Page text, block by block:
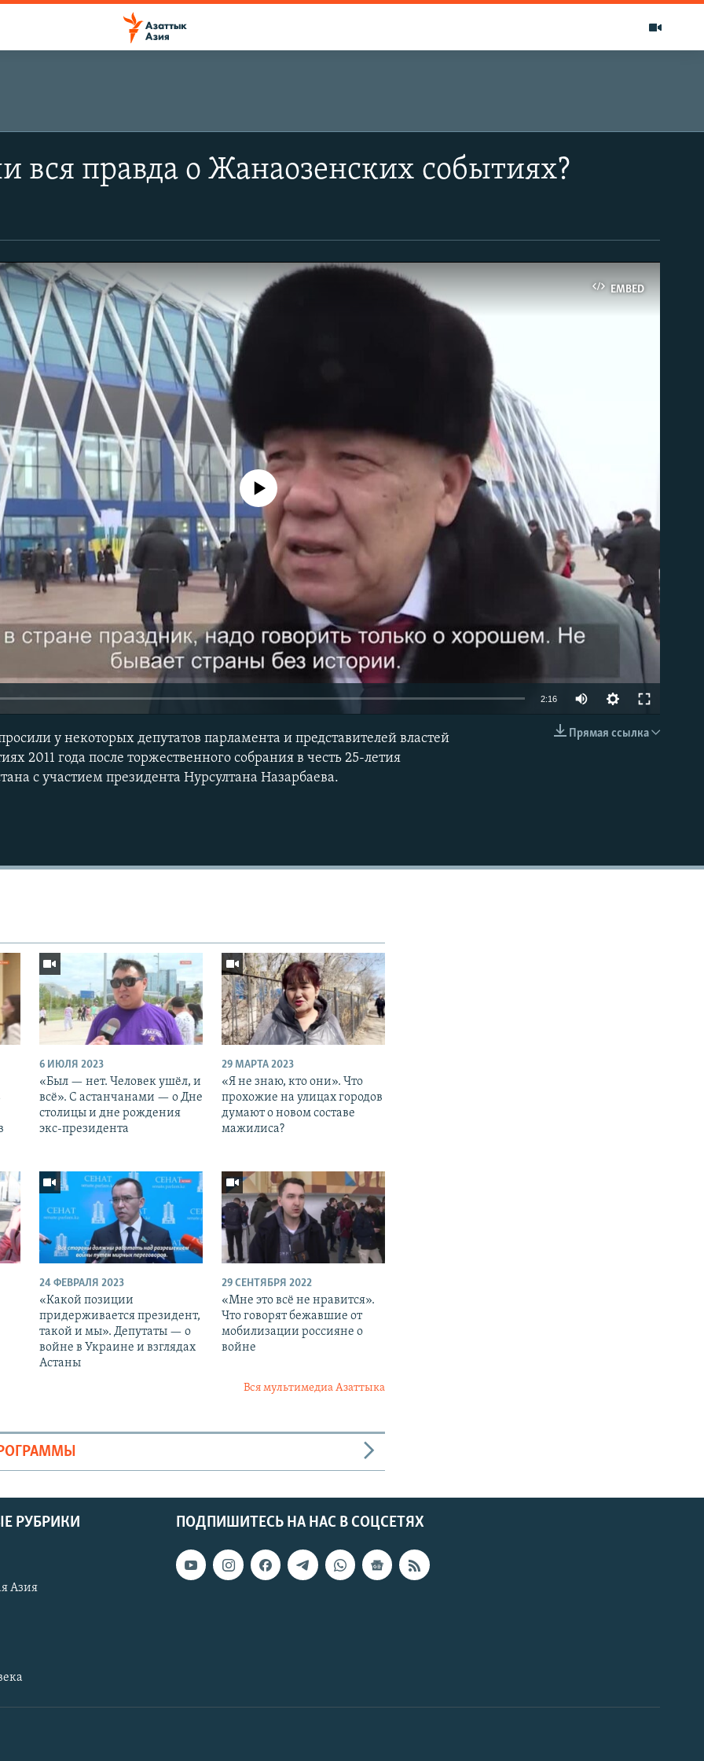
вся правда о Жанаозенских событиях?
EMBED
No media source currently available
2:16
Прямая ссылка
у некоторых депутатов парламента и представителей властей
2011 года после торжественного собрания в честь 25-летия
с участием президента Нурсултана Назарбаева.
6 ИЮЛЯ 2023
«Был — нет. Человек ушёл, и
всё». С астанчанами — о Дне
столицы и дне рождения
экс-президента
29 МАРТА 2023
«Я не знаю, кто они». Что
прохожие на улицах городов
думают о новом составе
мажилиса?
24 ФЕВРАЛЯ 2023
«Какой позиции
придерживается президент,
такой и мы». Депутаты — о
войне в Украине и взглядах
Астаны
29 СЕНТЯБРЯ 2022
«Мне это всё не нравится».
Что говорят бежавшие от
мобилизации россияне о
войне
Вся мультимедиа Азаттыка
ПОДПИШИТЕСЬ НА НАС В СОЦСЕТЯХ
РУБРИКИ
Азия